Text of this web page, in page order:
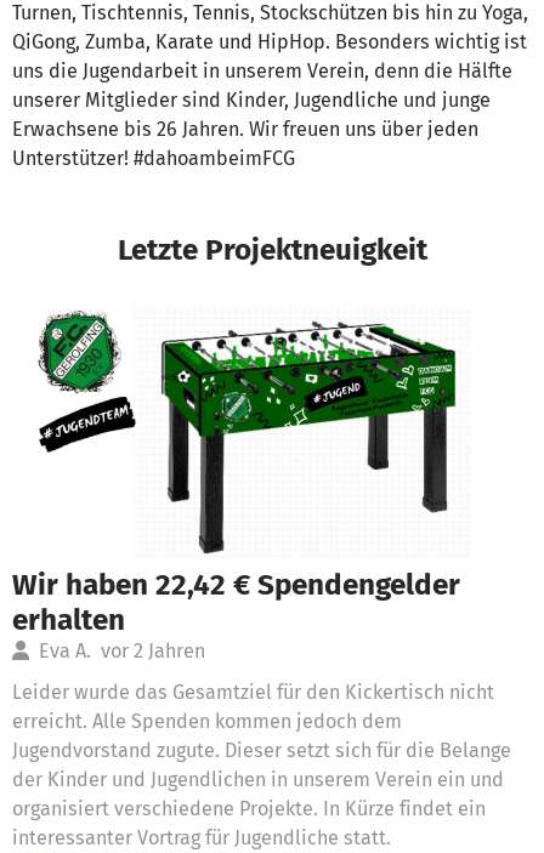
Turnen, Tischtennis, Tennis, Stockschützen bis hin zu Yoga,
QiGong, Zumba, Karate und HipHop. Besonders wichtig ist
uns die Jugendarbeit in unserem Verein, denn die Hälfte
unserer Mitglieder sind Kinder, Jugendliche und junge
Erwachsene bis 26 Jahren. Wir freuen uns über jeden
Unterstützer! #dahoambeimFCG
Letzte Projektneuigkeit
Wir haben 22,42 € Spendengelder
erhalten
Eva A. vor 2 Jahren
Leider wurde das Gesamtziel für den Kickertisch nicht
erreicht. Alle Spenden kommen jedoch dem
Jugendvorstand zugute. Dieser setzt sich für die Belange
der Kinder und Jugendlichen in unserem Verein ein und
organisiert verschiedene Projekte. In Kürze findet ein
interessanter Vortrag für Jugendliche statt.